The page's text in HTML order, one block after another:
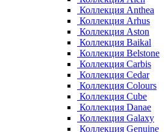
Коллекция Anthea
Коллекция Arhus
Коллекция Aston
Коллекция Baikal
Коллекция Belstone
Коллекция Carbis
Коллекция Cedar
Коллекция Colours
Коллекция Cube
Коллекция Danae
Коллекция Galaxy
Коллекция Genuine